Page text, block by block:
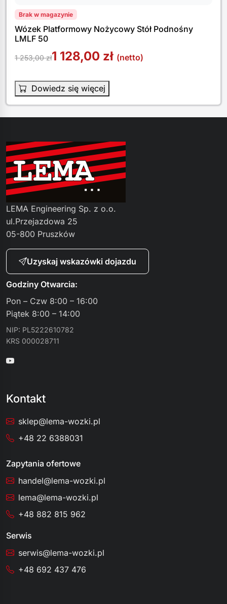
Brak w magazynie
Wózek Platformowy Nożycowy Stół Podnośny
LMLF 50
1 253,00zł1 128,00 zł (netto)
Dowiedz się więcej
LEMA Engineering Sp. z o.o.
ul.Przejazdowa 25
05-800 Pruszków
Uzyskaj wskazówki dojazdu
Godziny Otwarcia:
Pon – Czw 8:00 – 16:00
Piątek 8:00 – 14:00
NIP: PL5222610782
KRS 000028711
Kontakt
sklep@lema-wozki.pl
+48 22 6388031
Zapytania ofertowe
handel@lema-wozki.pl
lema@lema-wozki.pl
+48 882 815 962
Serwis
serwis@lema-wozki.pl
+48 692 437 476